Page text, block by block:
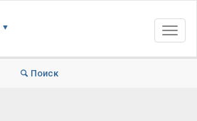
▼
Поиск